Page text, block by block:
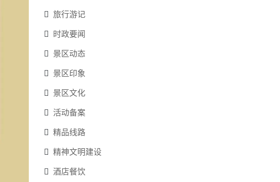
旅行游记
时政要闻
景区动态
景区印象
景区文化
活动备案
精品线路
精神文明建设
酒店餐饮